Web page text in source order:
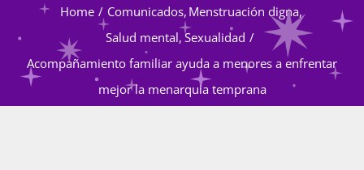
Atención de la violencia de género
Cursos
Home Comunicados Menstruación digna
Salud mental Sexualidad
Acompañamiento familiar ayuda a menores a enfrentar
mejor la menarquia temprana